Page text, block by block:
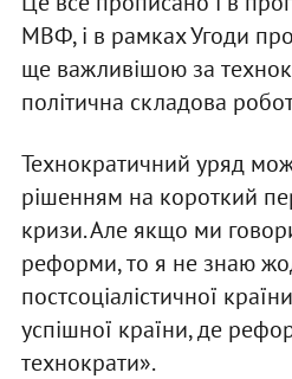
МВФ, і в рамках Угоди
ще важливішою за
політична складова
Технократичний уряд
рішенням на короткий
кризи. Але якщо ми
реформи, то я не знаю
постсоціалістичної
успішної країни, де
технократи».